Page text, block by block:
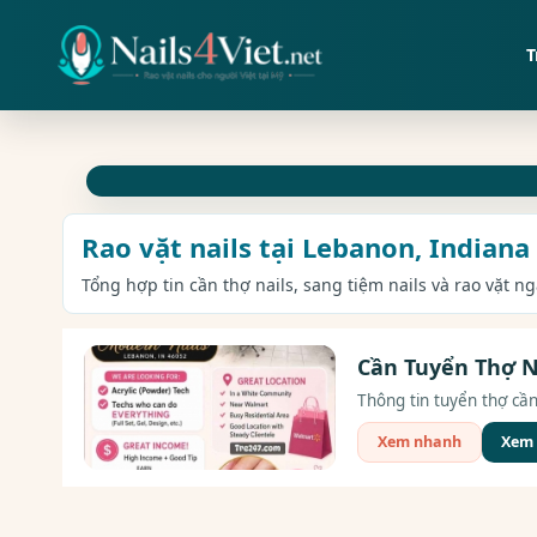
Rao vặt nails tại Lebanon, Indiana
Tổng hợp tin cần thợ nails, sang tiệm nails và rao vặt
Cần Tuyển Thợ
Thông tin tuyển thợ
Xem nhanh